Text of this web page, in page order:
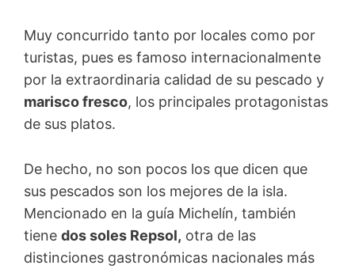
Muy concurrido tanto por locales como por
turistas, pues es famoso internacionalmente
por la extraordinaria calidad de su pescado y
marisco fresco, los principales protagonistas
de sus platos.
De hecho, no son pocos los que dicen que
sus pescados son los mejores de la isla.
Mencionado en la guía Michelín, también
tiene dos soles Repsol, otra de las
distinciones gastronómicas nacionales más